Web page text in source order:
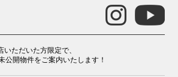
いただいた方限定で、
公開物件をご案内いたします！